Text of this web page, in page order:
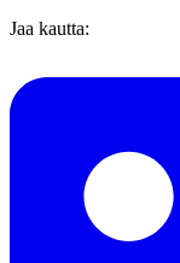
Jaa kautta: